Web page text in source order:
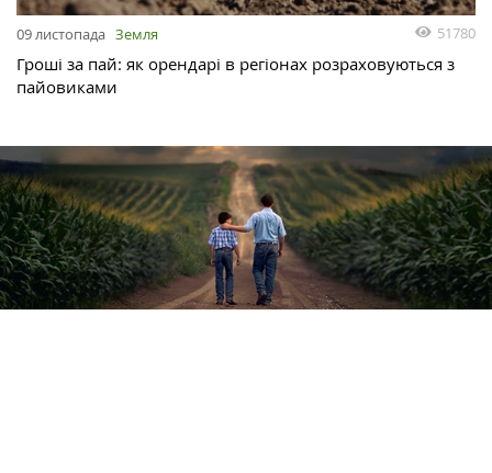
09 листопада Земля 51780
Гроші за пай: як орендарі в регіонах розраховуються з
пайовиками